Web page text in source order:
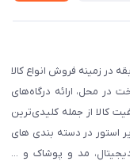
در زمینه فروش انواع کالا
در محل، ارائه درگاه‌های
کالا از جمله کلیدی‌ترین
استور در دسته بندی های
مد و پوشاک و ...